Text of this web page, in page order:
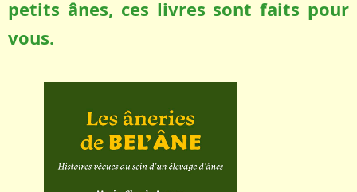
petits ânes, ces livres sont faits pour
vous.